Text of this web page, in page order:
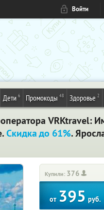
Войти
Дети 6 Промокоды 48 Здоровье 2
VRKtravel:
Скидка до 61%.
Купили: 376
от395руб.